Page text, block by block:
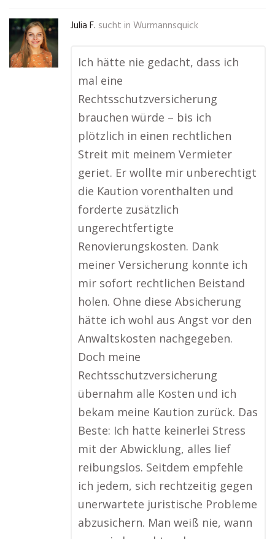
Julia F. sucht in Wurmannsquick
Ich hätte nie gedacht, dass ich
mal eine
Rechtsschutzversicherung
brauchen würde – bis ich
plötzlich in einen rechtlichen
Streit mit meinem Vermieter
geriet. Er wollte mir unberechtigt
die Kaution vorenthalten und
forderte zusätzlich
ungerechtfertigte
Renovierungskosten. Dank
meiner Versicherung konnte ich
mir sofort rechtlichen Beistand
holen. Ohne diese Absicherung
hätte ich wohl aus Angst vor den
Anwaltskosten nachgegeben.
Doch meine
Rechtsschutzversicherung
übernahm alle Kosten und ich
bekam meine Kaution zurück. Das
Beste: Ich hatte keinerlei Stress
mit der Abwicklung, alles lief
reibungslos. Seitdem empfehle
ich jedem, sich rechtzeitig gegen
unerwartete juristische Probleme
abzusichern. Man weiß nie, wann